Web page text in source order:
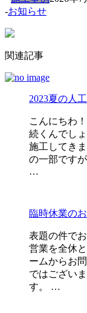
-お知らせ
関連記事
2023夏の人
こんにちわ
続くんでし
施工してき
の一部です
…
臨時休業の
表題の件で
営業を全休
ームからお
ではござい
す。 …